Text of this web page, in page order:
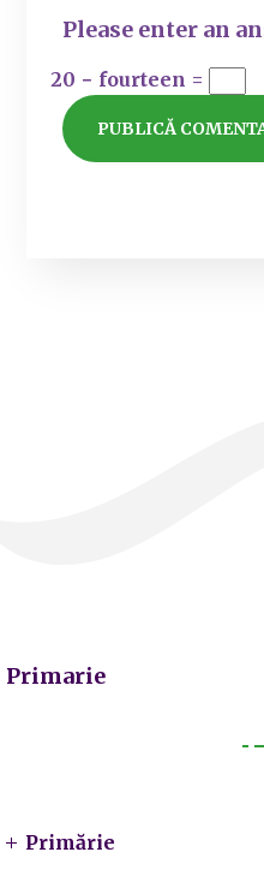
Please enter an
20 − fourteen =
Primarie
Primărie